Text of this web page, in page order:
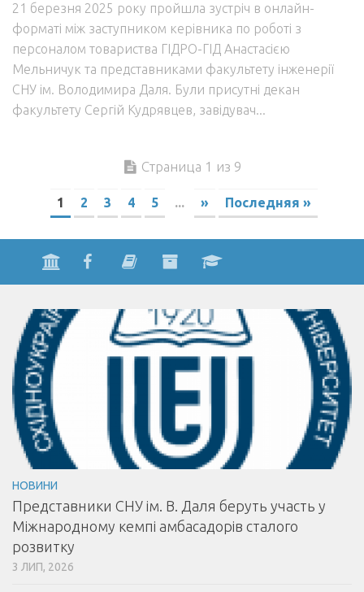
21 березня 2025 року пройшла зустріч в онлайн-
форматі між заступником керівника по роботі з
персоналом товариства ГІДРО-ГІД Анастасією
Мельничук та представниками факультету інженерії
СНУ ім. Володимира Даля. Були присутні декан
факультету Сергій Кудрявцев, завідувач...
Страница 1 из 9
1 2 3 4 5 ... » Последняя »
НОВИНИ
Представники СНУ ім. В. Даля беруть участь у
Міжнародному кемпі амбасадорів сталого
розвитку
3 ЛИП, 2026